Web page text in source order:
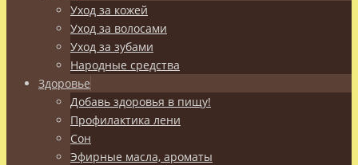
Уход за кожей
Уход за волосами
Уход за зубами
Народные средства
Здоровье
Добавь здоровья в пищу!
Профилактика лени
Сон
Эфирные масла, ароматы